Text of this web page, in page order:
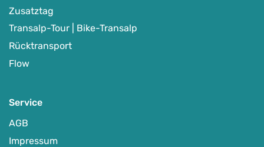
Zusatztag
Transalp-Tour | Bike-Transalp
Rücktransport
Flow
Service
AGB
Impressum